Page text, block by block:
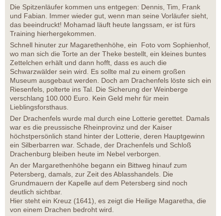
Die Spitzenläufer kommen uns entgegen: Dennis, Tim, Frank
und Fabian. Immer wieder gut, wenn man seine Vorläufer sieht,
das beeindruckt! Mohamad läuft heute langssam, er ist fürs
Training hierhergekommen.
Schnell hinuter zur Magarethenhöhe, ein Foto vom Sophienhof,
wo man sich die Torte an der Theke bestellt, ein kleines buntes
Zettelchen erhält und dann hofft, dass es auch die
Schwarzwälder sein wird. Es sollte mal zu einem großen
Museum ausgebaut werden. Doch am Drachenfels löste sich ein
Riesenfels, polterte ins Tal. Die Sicherung der Weinberge
verschlang 100.000 Euro. Kein Geld mehr für mein
Lieblingsforsthaus.
Der Drachenfels wurde mal durch eine Lotterie gerettet. Damals
war es die preussische Rheinprovinz und der Kaiser
höchstpersönlich stand hinter der Lotterie, deren Hauptgewinn
ein Silberbarren war. Schade, der Drachenfels und Schloß
Drachenburg bleiben heute im Nebel verborgen.
An der Margarethenhöhe begann ein Bittweg hinauf zum
Petersberg, damals, zur Zeit des Ablasshandels. Die
Grundmauern der Kapelle auf dem Petersberg sind noch
deutlich sichtbar.
Hier steht ein Kreuz (1641), es zeigt die Heilige Magaretha, die
von einem Drachen bedroht wird.